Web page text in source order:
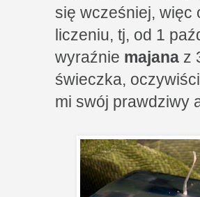
się wcześniej, więc
liczeniu, tj, od 1
wyraźnie majana z
świeczka,
mi swój prawdziwy